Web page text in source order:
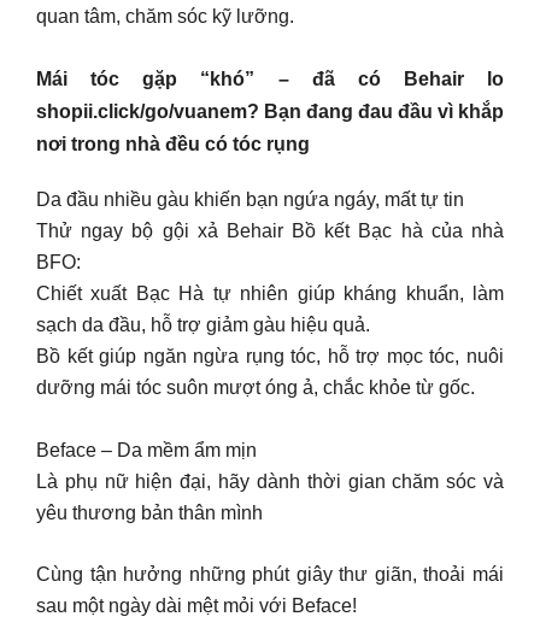
quan tâm, chăm sóc kỹ lưỡng.
Mái tóc gặp “khó” – đã có Behair lo
shopii.click/go/vuanem? Bạn đang đau đầu vì khắp
nơi trong nhà đều có tóc rụng
Da đầu nhiều gàu khiến bạn ngứa ngáy, mất tự tin
Thử ngay bộ gội xả Behair Bồ kết Bạc hà của nhà
BFO:
Chiết xuất Bạc Hà tự nhiên giúp kháng khuẩn, làm
sạch da đầu, hỗ trợ giảm gàu hiệu quả.
Bồ kết giúp ngăn ngừa rụng tóc, hỗ trợ mọc tóc, nuôi
dưỡng mái tóc suôn mượt óng ả, chắc khỏe từ gốc.
Beface – Da mềm ẩm mịn
Là phụ nữ hiện đại, hãy dành thời gian chăm sóc và
yêu thương bản thân mình
Cùng tận hưởng những phút giây thư giãn, thoải mái
sau một ngày dài mệt mỏi với Beface!